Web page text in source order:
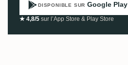
DISPONIBLE SUR Google Play
★ 4,8/5 sur l’App Store & Play Store